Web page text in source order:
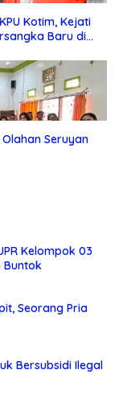
Kotim, Kejati
Baru di
Seruyan
Kelompok 03
Buntok
Seorang Pria
Bersubsidi Ilegal